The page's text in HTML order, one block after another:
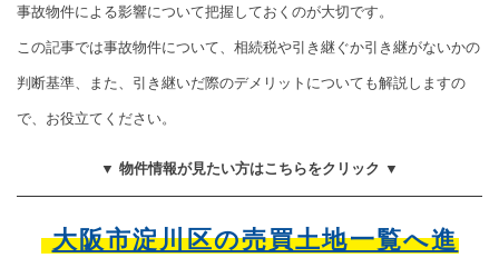
事故物件による影響について把握しておくのが大切です。
この記事では事故物件について、相続税や引き継ぐか引き継がないかの
判断基準、また、引き継いだ際のデメリットについても解説しますの
で、お役立てください。
▼ 物件情報が見たい方はこちらをクリック ▼
大阪市淀川区の売買土地一覧へ進